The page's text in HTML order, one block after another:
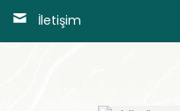
İletişim